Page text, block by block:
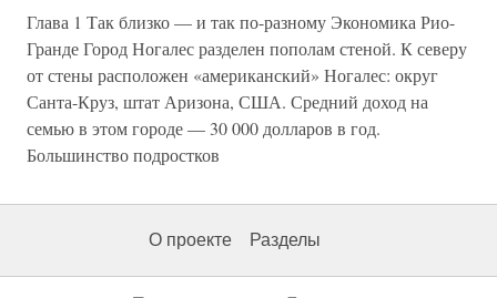
Глава 1 Так близко — и так по-разному Экономика Рио-
Гранде Город Ногалес разделен пополам стеной. К северу
от стены расположен «американский» Ногалес: округ
Санта-Круз, штат Аризона, США. Средний доход на
семью в этом городе — 30 000 долларов в год.
Большинство подростков
О проекте Разделы